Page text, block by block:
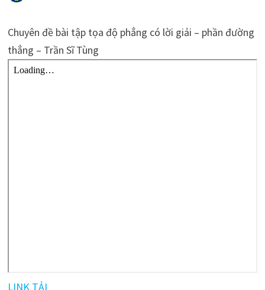
Chuyên đề bài tập tọa độ phẳng có lời giải – phần đường
thẳng – Trần Sĩ Tùng
LINK TẢI